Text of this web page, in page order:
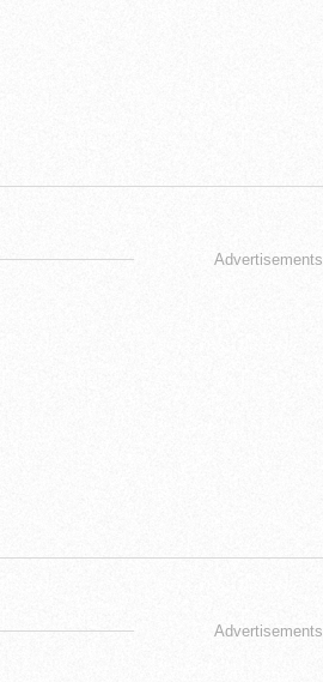
Advertisements
Advertisements